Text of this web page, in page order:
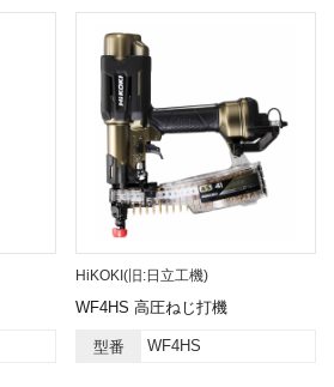
HiKOKI(旧:日立工機)
WF4HS 高圧ねじ打機
型番 WF4HS